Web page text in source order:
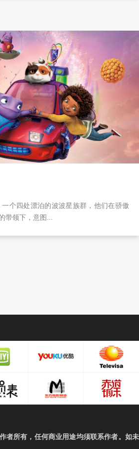
个四处漂泊的波波星族群，他们在骄傲
带领下，意图...
者所有，任何商业用途均须联系作者。如未